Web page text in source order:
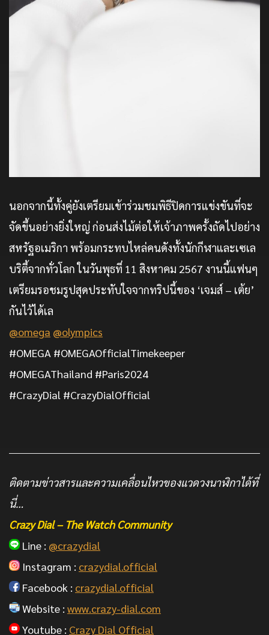
นอกจากนี้ทั้งคู่ยังเตรียมเข้าร่วมชมพิธีปิดการแข่งขันที่จะ
จัดขึ้นอย่างยิ่งใหญ่ ก่อนส่งไม้ต่อให้เจ้าภาพครั้งถัดไปอย่าง
สหรัฐอเมริกา พร้อมกระทบไหล่คนดังทั้งนักกีฬาและเซเล
บริตี้จากทั่วโลก ในวันพุธที่ 11 สิงหาคม 2567 งานนี้แฟนๆ
เตรียมรอชมรูปสุดประทับใจจากทริปนี้ของ ‘เจมส์ – เต้ย’
กันไว้ได้เล
@omega @olympics
#OMEGA #OMEGAOfficialTimekeeper
#OMEGAThailand #Paris2024
#CrazyDial #CrazyDialOfficial
ติดตามข่าวสารและความเคลื่อนไหวของแวดวงนาฬิกาได้ที่
นี่…
Crazy Dial – The Watch Community
Line : @crazydial
Instagram : crazydial.official
Facebook : crazydial.official
Website : www.crazy-dial.com
Youtube : Crazy Dial Official